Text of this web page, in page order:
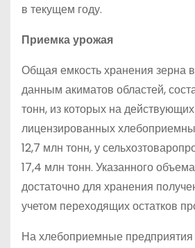
в текущем году.
Приемка урожая
Общая емкость хранения зерна
данным акиматов областей,
тонн, из которых на действующих
лицензированных
12,7 млн тонн, у
17,4 млн тонн. Указанного
достаточно для хранения
учетом переходящих остатков
На хлебоприемные предприятия